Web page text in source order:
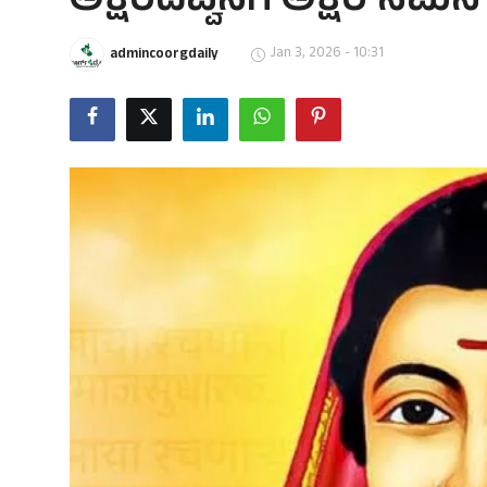
admincoorgdaily Jan 3, 2026 - 10:31